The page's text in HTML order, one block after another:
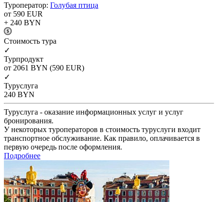
Туроператор: Голубая птица
от 590 EUR
+ 240 BYN
Cтоимость тура
✓
Турпродукт
от 2061 BYN (590 EUR)
✓
Туруслуга
240 BYN
Туруслуга - оказание информационных услуг и услуг
бронирования.
У некоторых туроператоров в стоимость туруслуги входит
транспортное обслуживание. Как правило, оплачивается в
первую очередь после оформления.
Подробнее